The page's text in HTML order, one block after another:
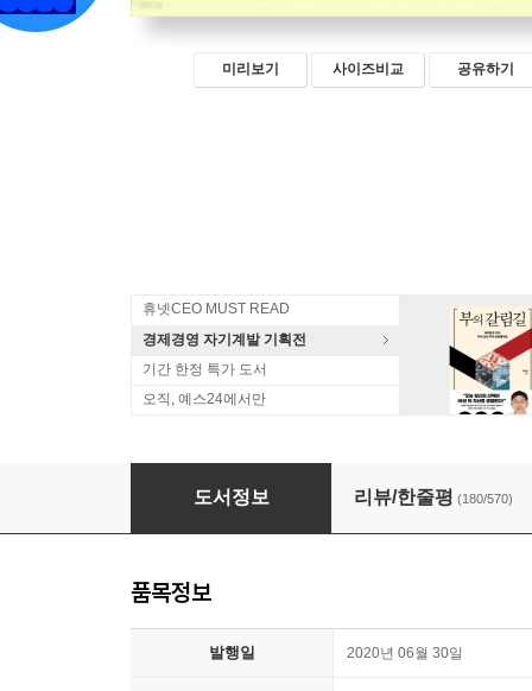
미리보기 사이즈비교 공유하기
휴넷CEO MUST READ
경제경영 자기계발 기획전
기간 한정 특가 도서
오직, 예스24에서만
기분이 태도가 되지 않게
도서정보 리뷰/한줄평 (180/570)
품목정보
발행일 2020년 06월 30일